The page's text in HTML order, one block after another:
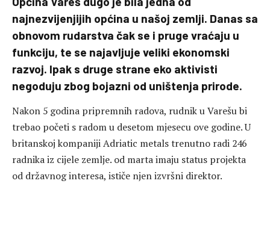
najnezvijenjijih općina u našoj zemlji. Danas sa
obnovom rudarstva čak se i pruge vraćaju u
funkciju, te se najavljuje veliki ekonomski
razvoj. Ipak s druge strane eko aktivisti
negoduju zbog bojazni od uništenja prirode.
Nakon 5 godina pripremnih radova, rudnik u Varešu bi
trebao početi s radom u desetom mjesecu ove godine. U
britanskoj kompaniji Adriatic metals trenutno radi 246
radnika iz cijele zemlje. od marta imaju status projekta
od državnog interesa, ističe njen izvršni direktor.